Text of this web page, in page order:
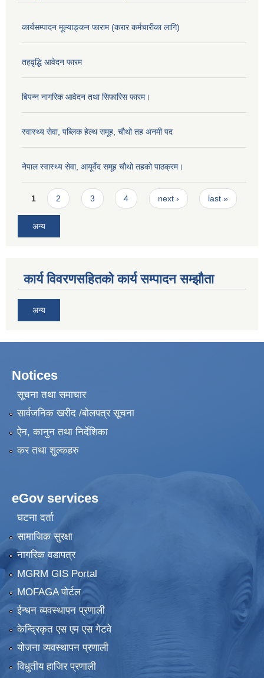
कार्यसम्पादन मूल्याङ्कन फाराम (करार कर्मचारीका लागि)
तहवृद्धि आवेदन फारम
बिपन्‍न नागरिक आवेदन तथा सिफारिस फारम।
स्वास्थ्य सेवा, पब्लिक हेल्‍थ समूह, चौथो तह अनमी पद
नेपाल स्वास्थ्य सेवा, आयूर्वेद समूह चौथो तहको पाठक्रम।
Pages
1 2 3 4 next › last »
अन्य
कार्य विवरणसहितको कार्य सम्पादन सम्झौता
अन्य
Notices
सूचना तथा समाचार
सार्वजनिक खरीद /बोलपत्र सूचना
ऐन, कानुन तथा निर्देशिका
कर तथा शुल्कहरु
eGov services
घटना दर्ता
सामाजिक सुरक्षा
नागरिक वडापत्र
MGRM GIS Portal
MOFAGA पोर्टल
ईन्धन व्यवस्थापन प्रणाली
केन्द्रिकृत एस एम एस गेटवे
योजना व्यवस्थापन प्रणाली
विधुतीय हाजिर प्रणाली